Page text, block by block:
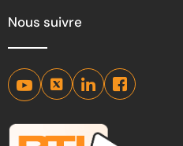
Nous suivre